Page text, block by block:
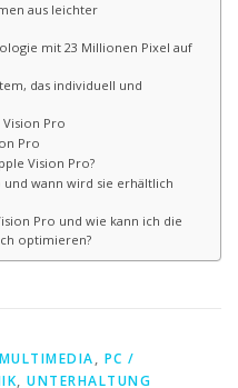
aus leichter
mit 23 Millionen Pixel auf
das individuell und
Pro
Pro
Vision Pro?
wann wird sie erhältlich
Pro und wie kann ich die
optimieren?
MULTIMEDIA, PC /
, UNTERHALTUNG